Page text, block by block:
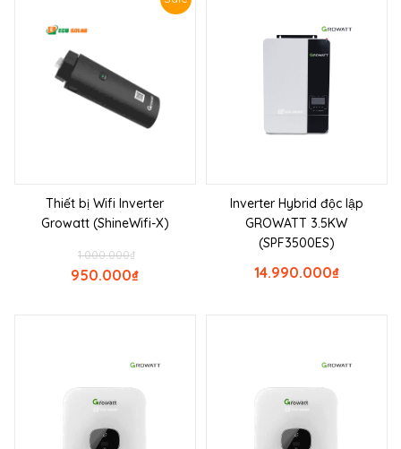
Thiết bị Wifi Inverter
Growatt (ShineWifi-X)
₫
1.000.000
₫
950.000
Inverter Hybrid độc lập
GROWATT 3.5KW
(SPF3500ES)
₫
14.990.000